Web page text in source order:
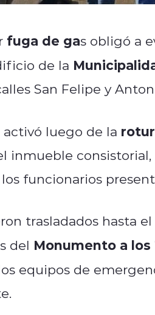
fuga de gas obligó a
de la
San Felipe y
luego de la
inmueble
funcionarios
trasladados hasta
del Monumento a los
equipos de